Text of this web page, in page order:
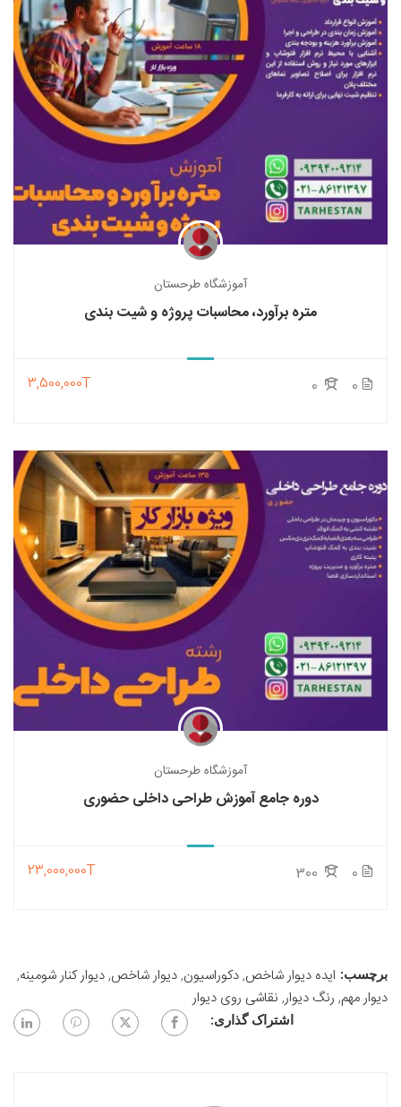
آموزشگاه طرحستان
متره برآورد، محاسبات پروژه و شیت بندی
0
3,500,000T
آموزشگاه طرحستان
دوره جامع آموزش طراحی داخلی حضوری
0
23,000,000T
برچسب: ایده دیوار شاخص,دکوراسیون,دیوار شاخص,دیوار کنار شومینه,
دیوار مهم, رنگ دیوار, نقاشی روی دیوار
اشتراک گذاری: